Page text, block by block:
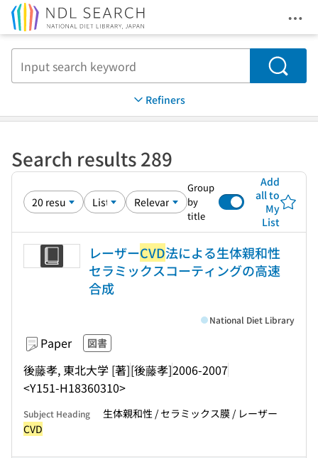
Search
Refiners
Search results 289
Group
by
title
Add
all to
My
List
レーザーCVD法による生体親和性
セラミックスコーティングの高速
合成
Paper 図書
後藤孝, 東北大学 [著][後藤孝]2006-2007
<Y151-H18360310>
National Diet Library
Subject Heading
生体親和性 / セラミックス膜 / レーザー
CVD